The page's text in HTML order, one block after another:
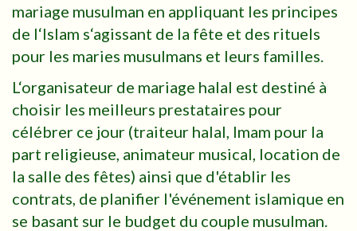
mariage musulman en appliquant les principes
de l‘Islam s‘agissant de la fête et des rituels
pour les maries musulmans et leurs familles.
L‘organisateur de mariage halal est destiné à
choisir les meilleurs prestataires pour
célébrer ce jour (traiteur halal, Imam pour la
part religieuse, animateur musical, location de
la salle des fêtes) ainsi que d'établir les
contrats, de planifier l'événement islamique en
se basant sur le budget du couple musulman.